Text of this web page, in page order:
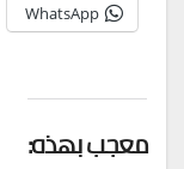
WhatsApp
معجب بهذه: